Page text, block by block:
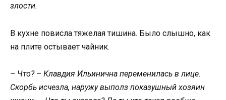
злости.
В кухне повисла тяжелая тишина. Было слышно, как
на плите остывает чайник.
– Что? – Клавдия Ильинична переменилась в лице.
Скорбь исчезла, наружу выполз показушный хозяин